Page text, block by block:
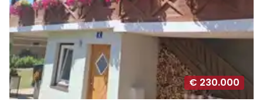
€ 230.000